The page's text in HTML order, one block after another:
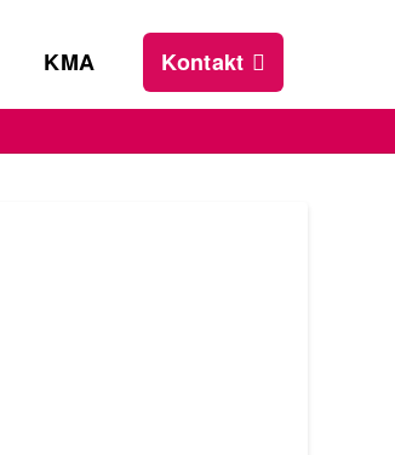
KMA Kontakt